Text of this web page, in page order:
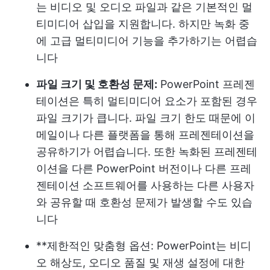
는 비디오 및 오디오 파일과 같은 기본적인 멀
티미디어 삽입을 지원합니다. 하지만 녹화 중
에 고급 멀티미디어 기능을 추가하기는 어렵습
니다
파일 크기 및 호환성 문제: PowerPoint 프레젠
테이션은 특히 멀티미디어 요소가 포함된 경우
파일 크기가 큽니다. 파일 크기 한도 때문에 이
메일이나 다른 플랫폼을 통해 프레젠테이션을
공유하기가 어렵습니다. 또한 녹화된 프레젠테
이션을 다른 PowerPoint 버전이나 다른 프레
젠테이션 소프트웨어를 사용하는 다른 사용자
와 공유할 때 호환성 문제가 발생할 수도 있습
니다
**제한적인 맞춤형 옵션: PowerPoint는 비디
오 해상도, 오디오 품질 및 재생 설정에 대한